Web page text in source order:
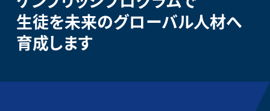
生徒を未来のグローバル人材へ
育成します